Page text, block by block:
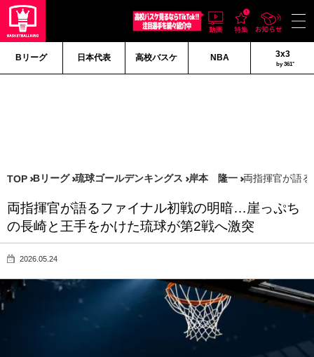
Bリーグ 日本代表 高校バスケ NBA 3x3
by 361°
TOP Bリーグ 琉球ゴールデンキングス 岸本 隆一 両指揮官が語
両指揮官が語るファイナル初戦の明暗…崖っぷち
の長崎と王手をかけた琉球が第2戦へ激突
2026.05.24